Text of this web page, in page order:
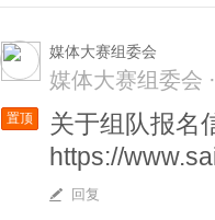
媒体大赛组委会
媒体大赛组委会 ·
置顶
关于组队报名
https://
回复